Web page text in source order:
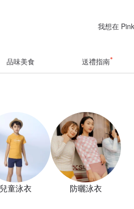
我想在
品味美食 送禮指南
兒童泳衣 防曬泳衣